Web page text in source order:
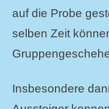
auf die Probe
selben Zeit
Insbesondere